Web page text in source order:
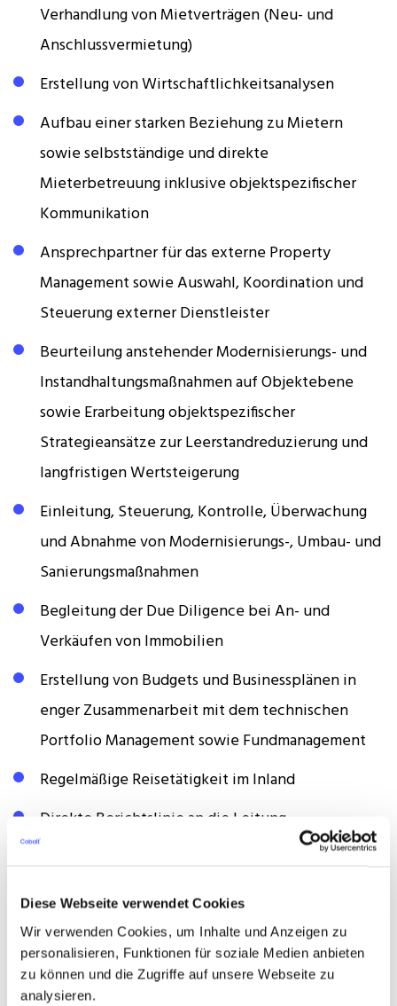
Diese Webseite verwendet Cookies
Wir verwenden Cookies, um Inhalte und Anzeigen zu
personalisieren, Funktionen für soziale Medien anbieten
zu können und die Zugriffe auf unsere Webseite zu
analysieren.
Verhandlung von Mietverträgen (Neu- und
Anschlussvermietung)
Erstellung von Wirtschaftlichkeitsanalysen
Aufbau einer starken Beziehung zu Mietern
sowie selbstständige und direkte
Mieterbetreuung inklusive objektspezifischer
Kommunikation
Ansprechpartner für das externe Property
Management sowie Auswahl, Koordination und
Steuerung externer Dienstleister
Beurteilung anstehender Modernisierungs- und
Instandhaltungsmaßnahmen auf Objektebene
sowie Erarbeitung objektspezifischer
Strategieansätze zur Leerstandreduzierung und
langfristigen Wertsteigerung
Einleitung, Steuerung, Kontrolle, Überwachung
und Abnahme von Modernisierungs-, Umbau- und
Sanierungsmaßnahmen
Begleitung der Due Diligence bei An- und
Verkäufen von Immobilien
Erstellung von Budgets und Businessplänen in
enger Zusammenarbeit mit dem technischen
Portfolio Management sowie Fundmanagement
Regelmäßige Reisetätigkeit im Inland
Direkte Berichtslinie an die Leitung
Portfoliomanagement
Das Anforderungsprofil
Abgeschlossenes (Fach-) Hochschulstudium im
Bereich Betriebswirtschaft (BWL) und/oder